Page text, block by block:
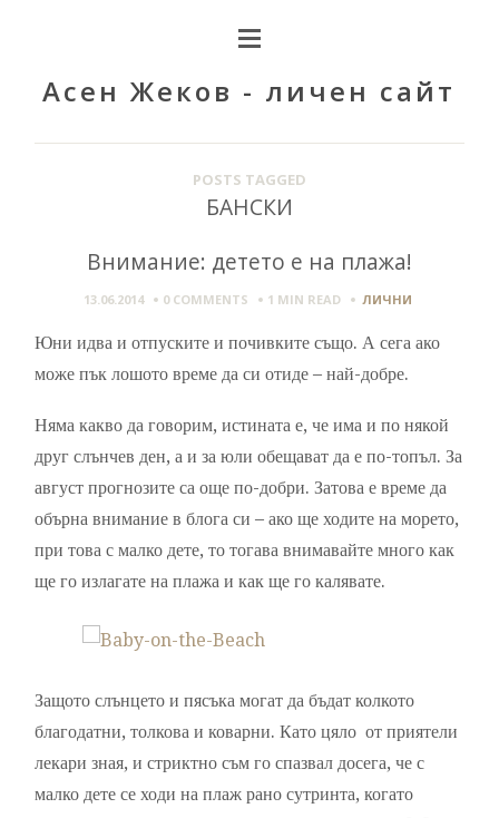
Асен Жеков - личен сайт
POSTS TAGGED
БАНСКИ
Внимание: детето е на плажа!
13.06.2014 0 COMMENTS 1 MIN READ ЛИЧНИ
Юни идва и отпуските и почивките също. А сега ако
може пък лошото време да си отиде – най-добре.
Няма какво да говорим, истината е, че има и по някой
друг слънчев ден, а и за юли обещават да е по-топъл. За
август прогнозите са още по-добри. Затова е време да
обърна внимание в блога си – ако ще ходите на морето,
при това с малко дете, то тогава внимавайте много как
ще го излагате на плажа и как ще го калявате.
Защото слънцето и пясъка могат да бъдат колкото
благодатни, толкова и коварни. Като цяло от приятели
лекари зная, и стриктно съм го спазвал досега, че с
малко дете се ходи на плаж рано сутринта, когато